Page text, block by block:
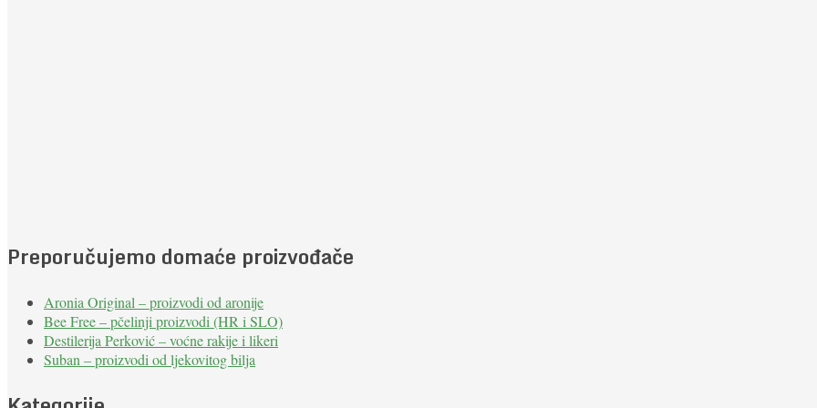
Preporučujemo domaće proizvođače
Aronia Original – proizvodi od aronije
Bee Free – pčelinji proizvodi (HR i SLO)
Destilerija Perković – voćne rakije i likeri
Suban – proizvodi od ljekovitog bilja